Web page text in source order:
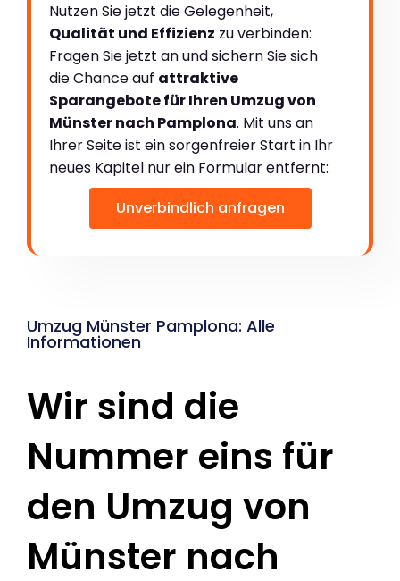
Nutzen Sie jetzt die Gelegenheit,
Qualität und Effizienz zu verbinden:
Fragen Sie jetzt an und sichern Sie sich
die Chance auf attraktive
Sparangebote für Ihren Umzug von
Münster nach Pamplona. Mit uns an
Ihrer Seite ist ein sorgenfreier Start in Ihr
neues Kapitel nur ein Formular entfernt:
Unverbindlich anfragen
Umzug Münster Pamplona: Alle
Informationen
Wir sind die
Nummer eins für
den Umzug von
Münster nach